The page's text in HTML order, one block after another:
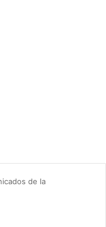
de la